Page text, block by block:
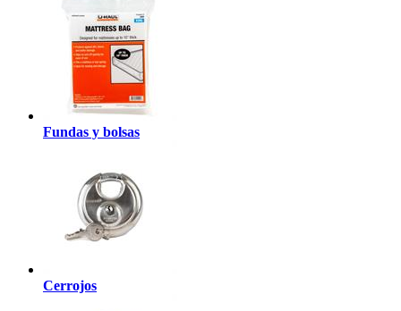
Fundas y bolsas
Cerrojos